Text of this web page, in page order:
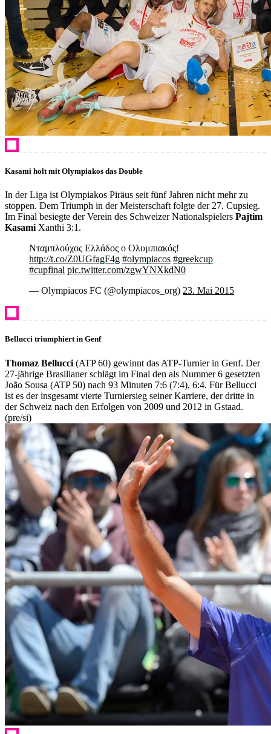
Kasami holt mit Olympiakos das Double
In der Liga ist Olympiakos Piräus seit fünf Jahren nicht mehr zu
stoppen. Dem Triumph in der Meisterschaft folgte der 27. Cupsieg.
Im Final besiegte der Verein des Schweizer Nationalspielers Pajtim
Kasami Xanthi 3:1.
Νταμπλούχος Ελλάδος ο Ολυμπιακός!
http://t.co/Z0UGfagF4g #olympiacos #greekcup
#cupfinal pic.twitter.com/zgwYNXkdN0
— Olympiacos FC (@olympiacos_org) 23. Mai 2015
Bellucci triumphiert in Genf
Thomaz Bellucci (ATP 60) gewinnt das ATP-Turnier in Genf. Der
27-jährige Brasilianer schlägt im Final den als Nummer 6 gesetzten
João Sousa (ATP 50) nach 93 Minuten 7:6 (7:4), 6:4. Für Bellucci
ist es der insgesamt vierte Turniersieg seiner Karriere, der dritte in
der Schweiz nach den Erfolgen von 2009 und 2012 in Gstaad.
(pre/si)